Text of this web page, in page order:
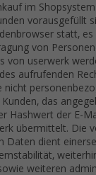
im
vorausgefüllt
statt,
von
von userwerk
aufrufenden
nicht
das
Hashwert der E-
übermittelt. Die
Daten dient
weiteren